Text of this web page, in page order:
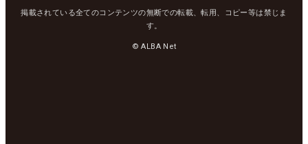
掲載されている全てのコンテンツの無断での転載、転用、コピー等は禁じま
す。
© ALBA Net